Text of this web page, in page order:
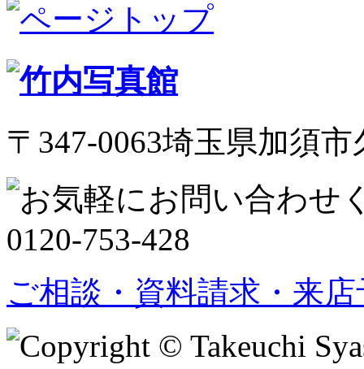
〒347-0063埼玉県加須市
ご相談・資料請求・来